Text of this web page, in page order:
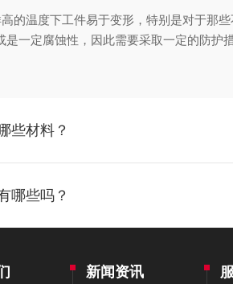
温度下工件易于变形，特别是对于那
一定腐蚀性，因此需要采取一定的防护措
些材料？
哪些吗？
新闻资讯